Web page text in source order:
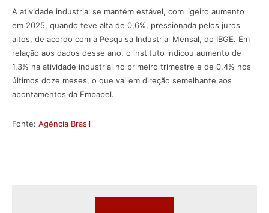
A atividade industrial se mantém estável, com ligeiro aumento
em 2025, quando teve alta de 0,6%, pressionada pelos juros
altos, de acordo com a Pesquisa Industrial Mensal, do IBGE. Em
relação aos dados desse ano, o instituto indicou aumento de
1,3% na atividade industrial no primeiro trimestre e de 0,4% nos
últimos doze meses, o que vai em direção semelhante aos
apontamentos da Empapel.
Fonte: Agência Brasil